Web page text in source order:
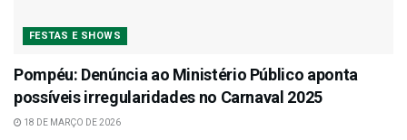
FESTAS E SHOWS
Pompéu: Denúncia ao Ministério Público aponta
possíveis irregularidades no Carnaval 2025
18 DE MARÇO DE 2026